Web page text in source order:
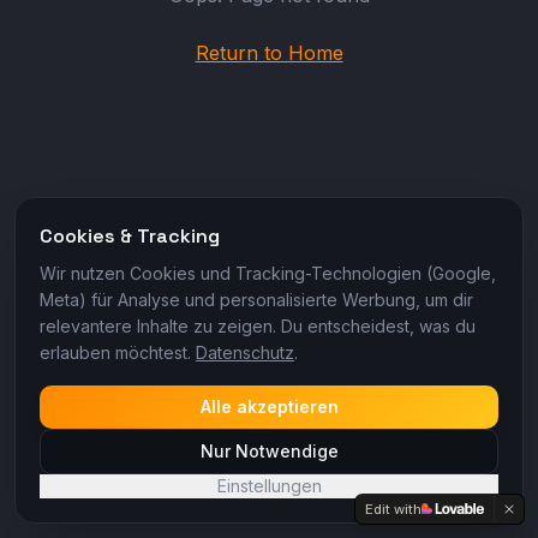
Return to Home
Cookies & Tracking
Wir nutzen Cookies und Tracking-Technologien (Google,
Meta) für Analyse und personalisierte Werbung, um dir
relevantere Inhalte zu zeigen. Du entscheidest, was du
erlauben möchtest. Datenschutz.
Alle akzeptieren
Nur Notwendige
Einstellungen
Edit with